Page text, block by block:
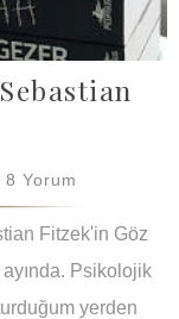
8 Yorum
Fitzek'in Göz
Psikolojik
yerden